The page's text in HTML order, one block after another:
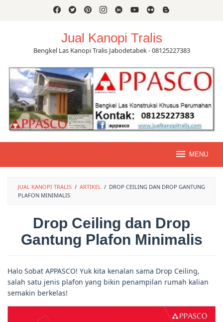
Jual Kanopi Tralis
Bengkel Las Kanopi Tralis Jabodetabek - 08125227383
MENU
JUAL KANOPI TRALIS / ARTIKEL / DROP CEILING DAN DROP GANTUNG
PLAFON MINIMALIS
Drop Ceiling dan Drop
Gantung Plafon Minimalis
Halo Sobat APPASCO! Yuk kita kenalan sama Drop Ceiling,
salah satu jenis plafon yang bikin penampilan rumah kalian
semakin berkelas!